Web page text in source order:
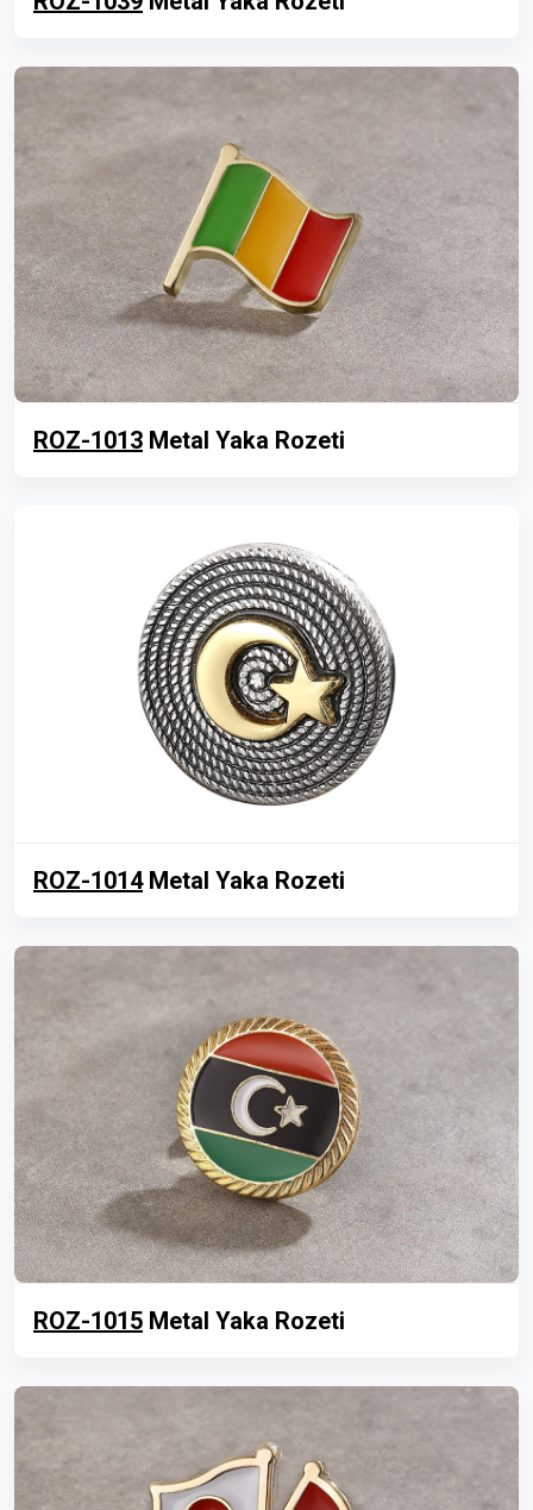
ROZ-1013 Metal Yaka Rozeti
ROZ-1014Metal Yaka Rozeti
ROZ-1015 Metal Yaka Rozeti